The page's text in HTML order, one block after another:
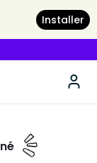
Installer